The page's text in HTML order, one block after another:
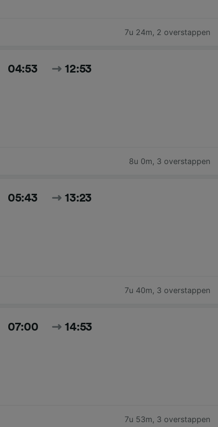
7u 24m, 2 overstappen
04:53 12:53
8u 0m, 3 overstappen
05:43 13:23
7u 40m, 3 overstappen
07:00 14:53
7u 53m, 3 overstappen